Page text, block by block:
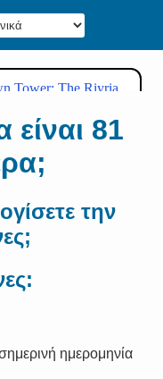
είναι 81
την
ημερομηνία